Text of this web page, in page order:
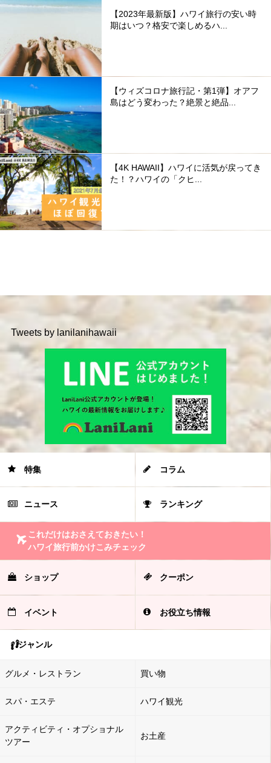
【2023年最新版】ハワイ旅行の安い時
期はいつ？格安で楽しめるハ...
【ウィズコロナ旅行記・第1弾】オアフ
島はどう変わった？絶景と絶品...
【4K HAWAII】ハワイに活気が戻ってき
た！？ハワイの「クヒ...
Tweets by lanilanihawaii
特集 コラム
ニュース ランキング
これだけはおさえておきたい！
ハワイ旅行前かけこみチェック
ショップ クーポン
イベント お役立ち情報
ジャンル
グルメ・レストラン 買い物
スパ・エステ ハワイ観光
アクティビティ・オプショナル
ツアー
お土産